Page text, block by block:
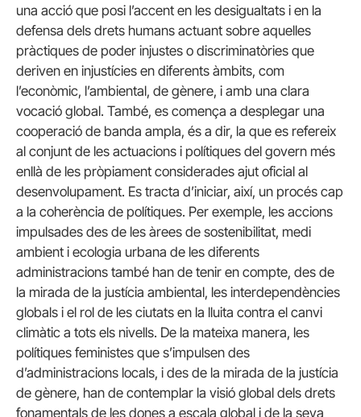
una acció que posi l’accent en les desigualtats i en la
defensa dels drets humans actuant sobre aquelles
pràctiques de poder injustes o discriminatòries que
deriven en injustícies en diferents àmbits, com
l’econòmic, l’ambiental, de gènere, i amb una clara
vocació global. També, es comença a desplegar una
cooperació de banda ampla, és a dir, la que es refereix
al conjunt de les actuacions i polítiques del govern més
enllà de les pròpiament considerades ajut oficial al
desenvolupament. Es tracta d’iniciar, així, un procés cap
a la coherència de polítiques. Per exemple, les accions
impulsades des de les àrees de sostenibilitat, medi
ambient i ecologia urbana de les diferents
administracions també han de tenir en compte, des de
la mirada de la justícia ambiental, les interdependències
globals i el rol de les ciutats en la lluita contra el canvi
climàtic a tots els nivells. De la mateixa manera, les
polítiques feministes que s’impulsen des
d’administracions locals, i des de la mirada de la justícia
de gènere, han de contemplar la visió global dels drets
fonamentals de les dones a escala global i de la seva